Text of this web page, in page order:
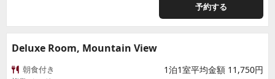
予約する
Deluxe Room, Mountain View
朝食付き
1泊1室平均金額 11,750円